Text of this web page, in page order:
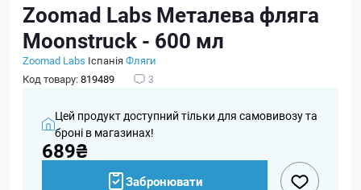
Zoomad Labs Металева фляга
Moonstruck - 600 мл
Zoomad Labs ІспаніяФляги
Код товару:819489 3
Цей продукт доступний тільки для самовивозу та
броні в магазинах!
689₴
Забронювати